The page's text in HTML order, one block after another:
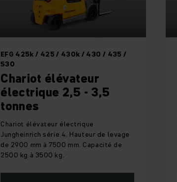
EFG 425k / 425 / 430k / 430 / 435 /
S30
Chariot élévateur
électrique 2,5 - 3,5
tonnes
Chariot élévateur électrique
Jungheinrich série 4. Hauteur de levage
de 2900 mm à 7500 mm. Capacité de
2500 kg à 3500 kg.